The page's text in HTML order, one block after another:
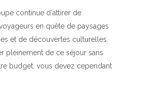
continue d'attirer de
en quête de paysages
et de découvertes culturelles.
pleinement de ce séjour sans
budget, vous devez cependant